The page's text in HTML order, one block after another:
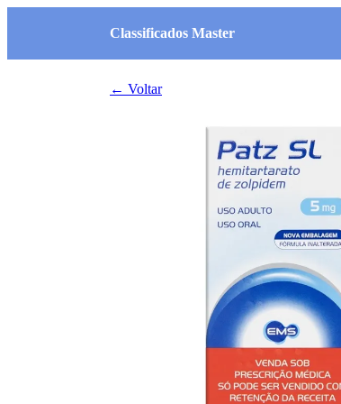
Classificados Master
← Voltar